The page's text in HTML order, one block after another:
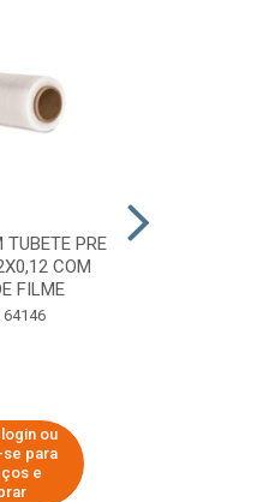
TUBETE PRE
COM
FILME
ou
para
e